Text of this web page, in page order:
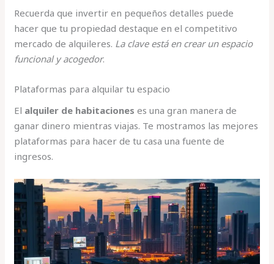
Recuerda que invertir en pequeños detalles puede
hacer que tu propiedad destaque en el competitivo
mercado de alquileres. La clave está en crear un espacio
funcional y acogedor.
Plataformas para alquilar tu espacio
El alquiler de habitaciones es una gran manera de
ganar dinero mientras viajas. Te mostramos las mejores
plataformas para hacer de tu casa una fuente de
ingresos.